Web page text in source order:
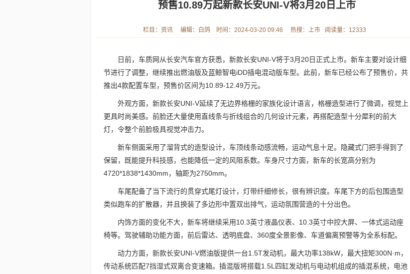
预售10.89万起新款长安UNI-V将3月20日上市
栏目：资讯 编辑：白鸽 时间：2024-03-20 09:46 热搜：上市 阅读量：12333
日前，车质网从长安汽车官方获悉，新款长安UNI-V将于3月20日正式上市。新车主要对设计细
节进行了调整，继续推出燃油版及蓝鲸智电iDD插电混动版车型。此前，新车已经公布了预售价，共
推出4款配置车型，预售价区间为10.89-12.49万元。
外观方面，新款长安UNI-V延续了无边界格栅的家族化设计语言，格栅造型进行了微调，视觉上
更具时尚美感。前脸还大量使用直线条与折线组合的几何设计元素，再搭配造型十分犀利的前大
灯，令整个前脸极具视觉冲击力。
新车侧面采用了溜背式的造型设计，车顶线条动感流畅，运动气息十足。隐藏式门把手得到了
保留，既能提升科技感，也能降低一定的风阻系数。车身尺寸方面，新车的长宽高分别为
4720*1838*1430mm，轴距为2750mm。
车尾配备了当下流行的贯穿式尾灯设计，灯带纤细修长，很有辨识度。车尾下方的后包围造型
类似跑车的扩散器，并且换装了多边形中置双出排气，运动氛围营造的十分出色。
内饰方面的变化不大，新车将继续采用10.3英寸液晶仪表、10.3英寸中控大屏、一体式运动座
椅等。驾驶辅助功能方面，前后雷达、透明底盘、360度全景影像、车道偏离预警等为全系标配。
动力方面，新款长安UNI-V燃油版提供一台1.5T发动机，最大功率138kW，最大扭矩300N·m，
传动系统匹配7挡湿式双离合变速箱。插混版将搭载1.5L四缸发动机与电动机组成的插混系统，电池